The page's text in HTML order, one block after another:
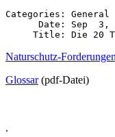
Categories: General
Date: Sep  3,
Naturschutz-
Glossar(pdf-Datei)
.